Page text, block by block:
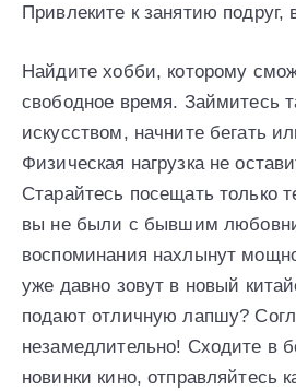
Привлеките к занятию подруг,
Найдите хобби, которому
свободное время. Займитесь
искусством, начните бегать
Физическая нагрузка не
Старайтесь посещать только
вы не были с бывшим
воспоминания нахлынут
уже давно зовут в новый
подают отличную лапшу?
незамедлительно! Сходите в
новинки кино, отправляйтесь